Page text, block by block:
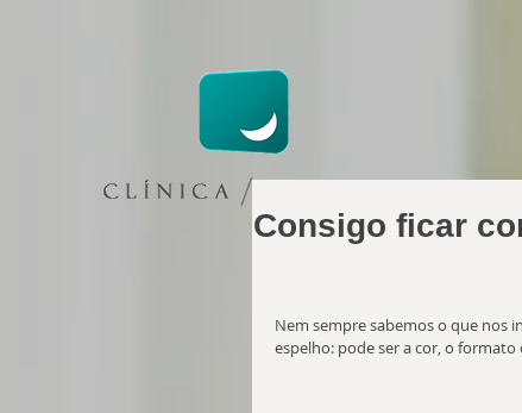
Consigo ficar
Nem sempre sabemos o que nos
espelho: pode ser a cor, o